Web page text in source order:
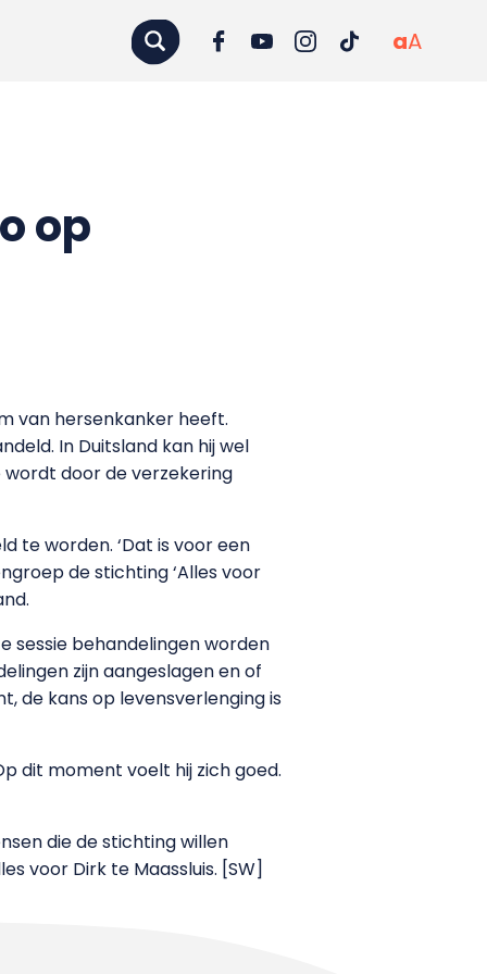
aA
op
van hersenkanker heeft.
In Duitsland kan hij wel
door de verzekering
te worden. ‘Dat is voor een
de stichting ‘Alles voor
sessie behandelingen worden
zijn aangeslagen en of
de kans op levensverlenging is
dit moment voelt hij zich goed.
die de stichting willen
voor Dirk te Maassluis. [SW]